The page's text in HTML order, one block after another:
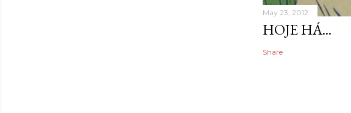
May 23, 2012
HOJE HÁ...
Share